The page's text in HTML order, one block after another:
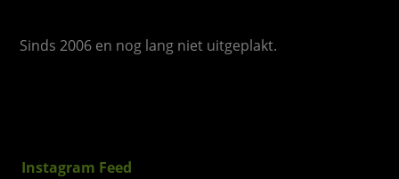
Sinds 2006 en nog lang niet uitgeplakt.
Instagram Feed